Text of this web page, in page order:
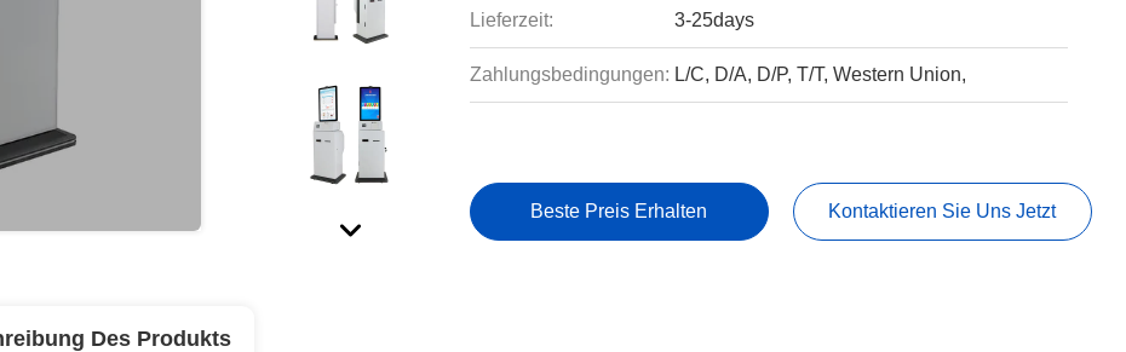
Lieferzeit: 3-25days
Zahlungsbedingungen: L/C, D/A, D/P, T/T, Western Union,
Beste Preis Erhalten Kontaktieren Sie Uns Jetzt
Des Produkts